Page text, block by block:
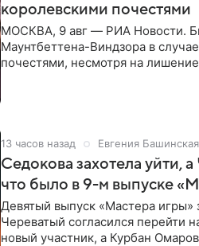
королевскими почестями
МОСКВА, 9 авг — РИА Новости.
Маунтбеттена-Виндзора в
почестями, несмотря на
13 часов назад Евгения Башинская
Седокова захотела уйти,
что было в 9-м выпуске
Девятый выпуск «Мастера игры»
Череватый согласился перейти
новый участник, а Курбан